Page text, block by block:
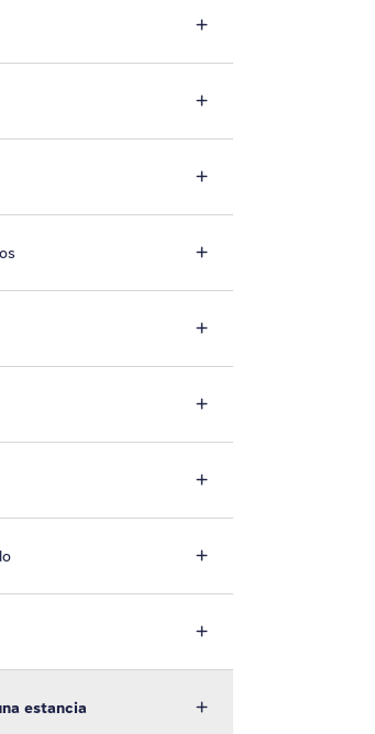
estancia